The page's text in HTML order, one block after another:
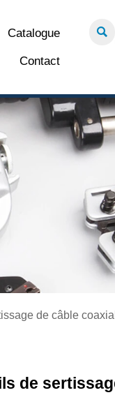
Catalogue
Contact

de câble coaxial
de